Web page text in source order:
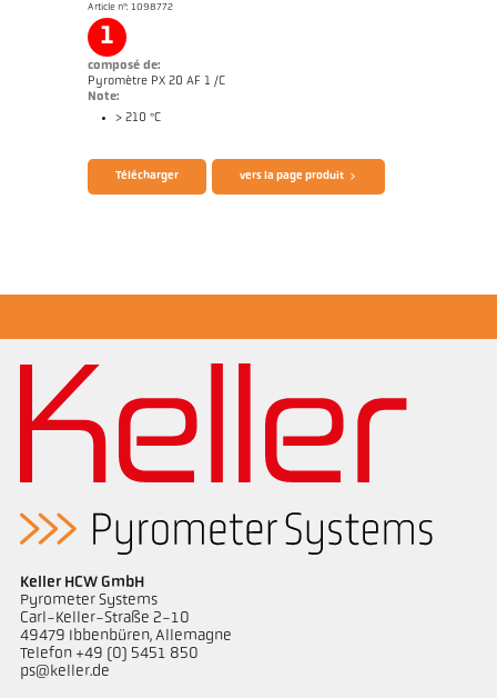
Article n°: 1098772
1
composé de:
Pyromètre PX 20 AF 1 /C
Note:
> 210 °C
Télécharger vers la page produit
Keller HCW GmbH
Pyrometer Systems
Carl-Keller-Straße 2-10
49479 Ibbenbüren, Allemagne
Telefon +49 (0) 5451 850
ps@keller.de